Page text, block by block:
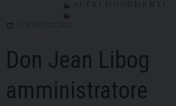
17 NOVEMBRE 2022
Don Jean Libog
amministratore